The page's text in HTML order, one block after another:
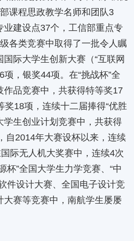
课程思政教学名师和团队3
业建设点37个，工信部重点专
各类竞赛中取得了一批令人瞩
际大学生创新大赛（“互联网
，银奖44项。在“挑战杯”全
作品竞赛中，共获得特等奖17
奖18项，连续十二届捧得“优胜
学生创业计划竞赛中，共获得
自2014年大赛设杯以来，连续
际无人机大奖赛中，连续4次
杯”全国大学生力学竞赛、“中
件设计大赛、全国电子设计竞
大赛等竞赛中，南航学生屡屡